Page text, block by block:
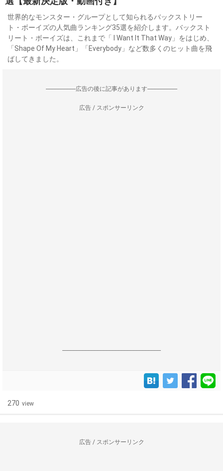
世界的なモンスター・グループとして知られるバックストリー
ト・ボーイズの人気曲ランキング35選を紹介します。バックスト
リート・ボーイズは、これまで「 I Want It That Way」をはじめ、
「Shape Of My Heart」「Everybody」など数多くのヒット曲を飛
ばしてきました。
--------------------広告の後に記事があります--------------------
広告 / スポンサーリンク
------------------------------------------------------------------
270 view
広告 / スポンサーリンク